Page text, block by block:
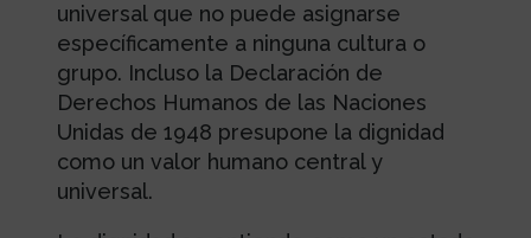
universal que no puede asignarse
específicamente a ninguna cultura o
grupo. Incluso la Declaración de
Derechos Humanos de las Naciones
Unidas de 1948 presupone la dignidad
como un valor humano central y
universal.